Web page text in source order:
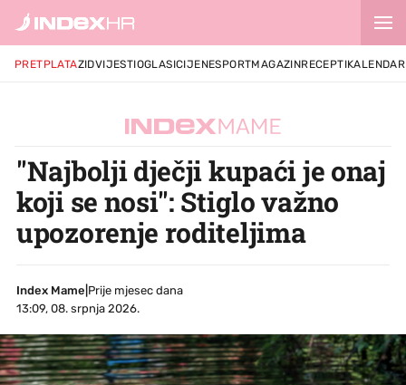
PRETPLATAZIDVIJESTIOGLASICIJENESPORTMAGAZINRECEPTIKALENDAR
"Najbolji dječji kupaći je onaj
koji se nosi": Stiglo važno
upozorenje roditeljima
Index Mame
Prije mjesec dana
13:09, 08. srpnja 2026.